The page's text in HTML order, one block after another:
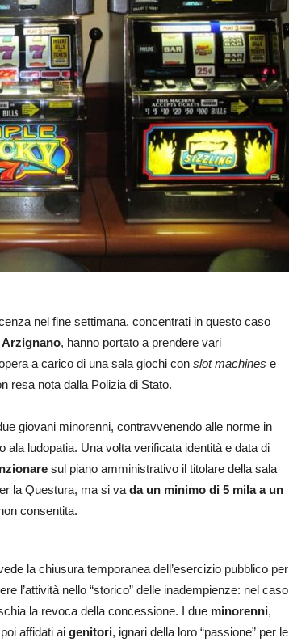
nel fine settimana, concentrati in questo caso
Arzignano, hanno portato a prendere vari
a carico di una sala giochi con slot machines e
resa nota dalla Polizia di Stato.
giovani minorenni, contravvenendo alle norme in
ala ludopatia. Una volta verificata identità e data di
sul piano amministrativo il titolare della sala
la Questura, ma si va da un minimo di 5 mila a un
consentita.
la chiusura temporanea dell’esercizio pubblico per
l’attività nello “storico” delle inadempienze: nel caso
la revoca della concessione. I due minorenni,
affidati ai genitori, ignari della loro “passione” per le